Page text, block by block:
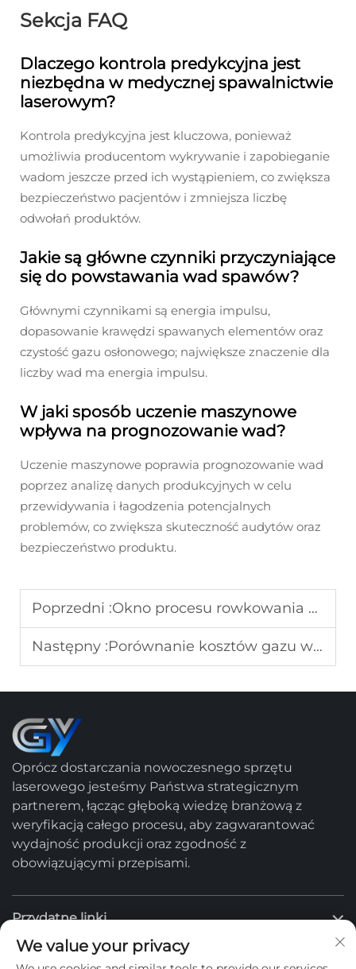
Sekcja FAQ
Dlaczego kontrola predykcyjna jest
niezbędna w medycznej spawalnictwie
laserowym?
Kontrola predykcyjna jest kluczowa, ponieważ
umożliwia producentom wykrywanie i zapobieganie
wadom jeszcze przed ich wystąpieniem, co zwiększa
bezpieczeństwo pacjentów i zmniejsza liczbę
odwołań produktów.
Jakie są główne czynniki przyczyniające
się do powstawania wad spawów?
Głównymi czynnikami są energia impulsu,
dopasowanie krawędzi spawanych elementów oraz
czystość gazu osłonowego; największe znaczenie dla
liczby wad ma energia impulsu.
W jaki sposób uczenie maszynowe
wpływa na prognozowanie wad?
Uczenie maszynowe poprawia prognozowanie wad
poprzez analizę danych produkcyjnych w celu
przewidywania i łagodzenia potencjalnych
problemów, co zwiększa skuteczność audytów oraz
bezpieczeństwo produktu.
Poprzedni :Okno procesu rowkowania krzemowych waferów PV za pomocą lasera: porównanie parametrów PERC/TOPCon
Następny :Porównanie kosztów gazu wspomagającego cięcie laserowe: kalkulator zwrotu z inwestycji (ROI) dla azotu i sprężonego powietrza
Oprócz dostarczania nowoczesnego sprzętu
laserowego jesteśmy Państwa strategicznym
partnerem, łącząc głęboką wiedzę branżową z
weryfikacją całego procesu, aby zagwarantować
wydajność produkcji oraz zgodność z
obowiązującymi przepisami.
Przydatne linki
Produkty
We value your privacy